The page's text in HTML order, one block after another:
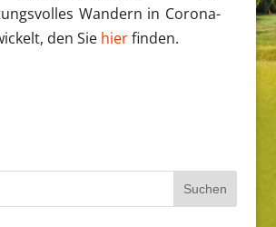
Wandern in Corona-
den Sie hierfinden.